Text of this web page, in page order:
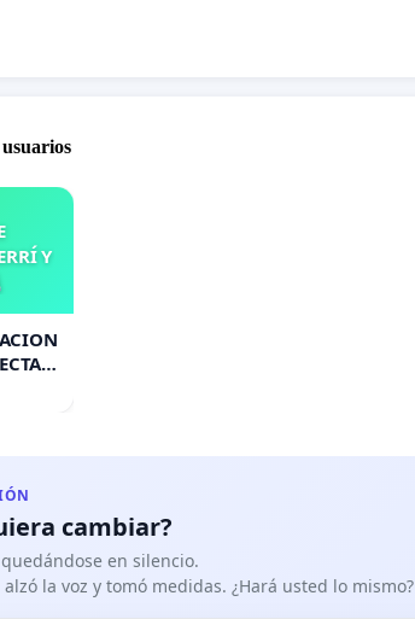
Y
cambiar?
en silencio.
la voz y tomó medidas. ¿Hará usted lo mismo?